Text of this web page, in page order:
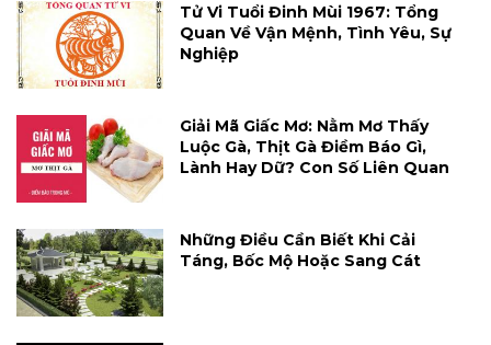
Tử Vi Tuổi Đinh Mùi 1967: Tổng
Quan Về Vận Mệnh, Tình Yêu, Sự
Nghiệp
Giải Mã Giấc Mơ: Nằm Mơ Thấy
Luộc Gà, Thịt Gà Điềm Báo Gì,
Lành Hay Dữ? Con Số Liên Quan
Những Điều Cần Biết Khi Cải
Táng, Bốc Mộ Hoặc Sang Cát